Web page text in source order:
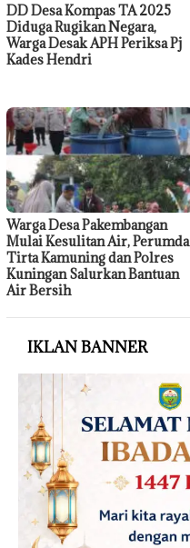
DD Desa Kompas TA 2025
Diduga Rugikan Negara,
Warga Desak APH Periksa Pj
Kades Hendri
Warga Desa Pakembangan
Mulai Kesulitan Air, Perumda
Tirta Kamuning dan Polres
Kuningan Salurkan Bantuan
Air Bersih
IKLAN BANNER